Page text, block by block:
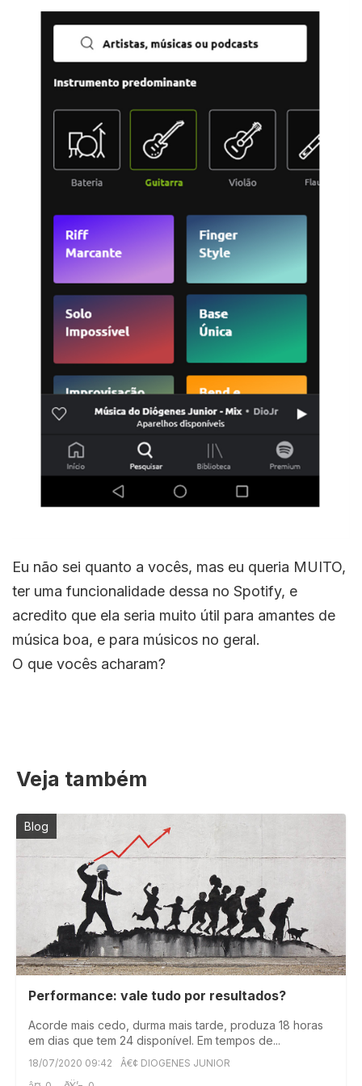
Eu não sei quanto a vocês, mas eu queria MUITO,
ter uma funcionalidade dessa no Spotify, e
acredito que ela seria muito útil para amantes de
música boa, e para músicos no geral.
O que vocês acharam?
Veja também
Blog
Performance: vale tudo por resultados?
Acorde mais cedo, durma mais tarde, produza 18 horas
em dias que tem 24 disponível. Em tempos de...
18/07/2020 09:42
Â€¢ DIOGENES JUNIOR